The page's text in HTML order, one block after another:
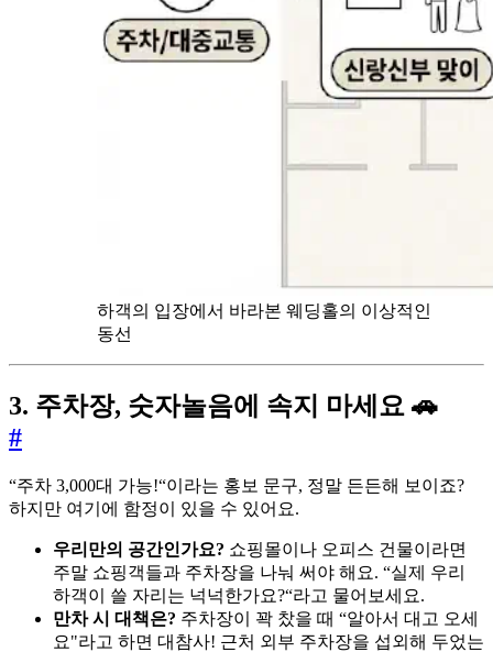
하객의 입장에서 바라본 웨딩홀의 이상적인
동선
3. 주차장, 숫자놀음에 속지 마세요 🚗
#
“주차 3,000대 가능!“이라는 홍보 문구, 정말 든든해 보이죠?
하지만 여기에 함정이 있을 수 있어요.
우리만의 공간인가요? 쇼핑몰이나 오피스 건물이라면
주말 쇼핑객들과 주차장을 나눠 써야 해요. “실제 우리
하객이 쓸 자리는 넉넉한가요?“라고 물어보세요.
만차 시 대책은? 주차장이 꽉 찼을 때 “알아서 대고 오세
요"라고 하면 대참사! 근처 외부 주차장을 섭외해 두었는